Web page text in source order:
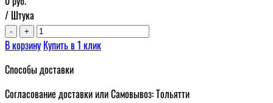
/ Штука
- +
В корзину Купить в 1 клик
Способы доставки
Согласование доставки или Самовывоз: Тольятти